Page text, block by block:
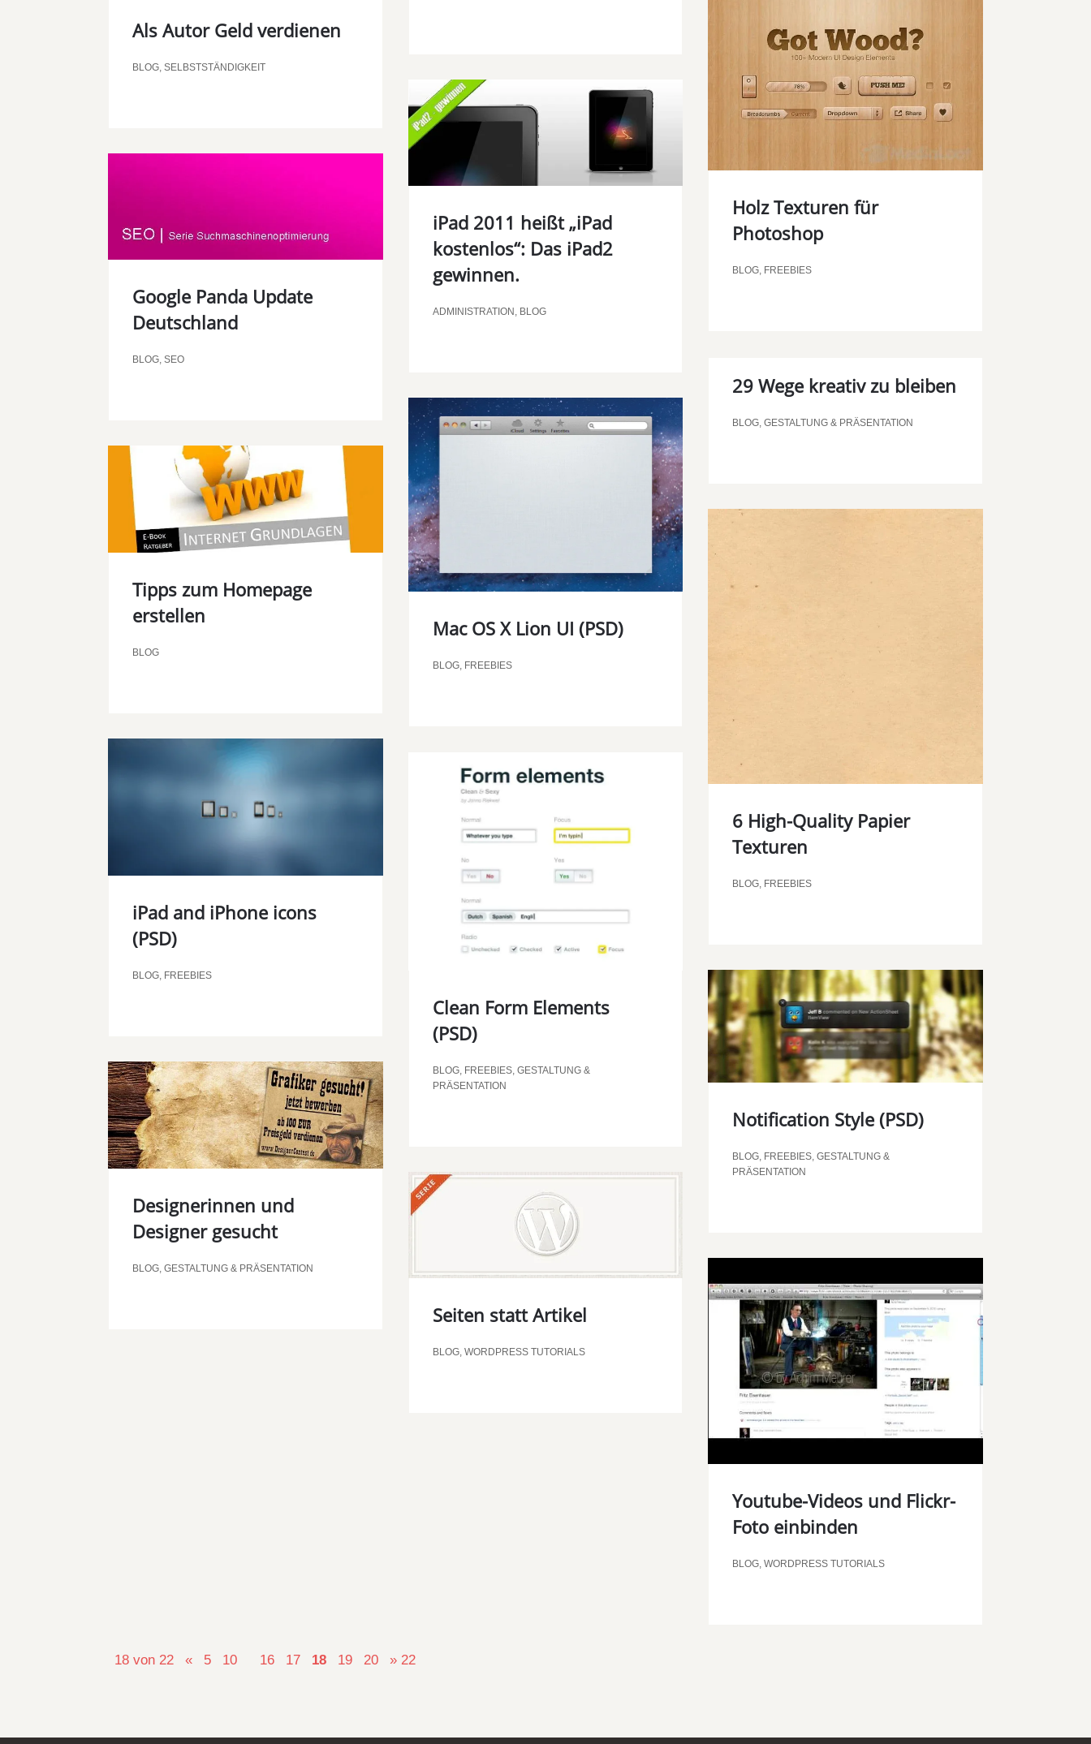
Als Autor Geld verdienen
BLOG ,SELBSTSTÄNDIGKEIT
Google Panda Update
Deutschland
BLOG,SEO
Tipps zum Homepage
erstellen
BLOG
iPad and iPhone icons
(PSD)
BLOG, FREEBIES
Designerinnen und
Designer gesucht
BLOG ,GESTALTUNG & PRÄSENTATION
iPad 2011 heißt „iPad
kostenlos“: Das iPad2
gewinnen.
ADMINISTRATION, BLOG
Mac OS X Lion UI (PSD)
BLOG, FREEBIES
Clean Form Elements
(PSD)
BLOG, FREEBIES, GESTALTUNG &
PRÄSENTATION
Seiten statt Artikel
BLOG, WORDPRESS TUTORIALS
Holz Texturen für
Photoshop
BLOG, FREEBIES
29 Wege kreativ zu bleiben
BLOG, GESTALTUNG & PRÄSENTATION
6 High-Quality Papier
Texturen
BLOG, FREEBIES
Notification Style (PSD)
BLOG, FREEBIES, GESTALTUNG &
PRÄSENTATION
Youtube-Videos und Flickr-
Foto einbinden
BLOG, WORDPRESS TUTORIALS
18 von 22 « 5 10 16 17 18 19 20 » 22